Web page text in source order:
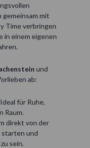
mit
Time verbringen
in einem eigenen
und
ab:
Ideal für Ruhe,
Raum.
direkt von der
starten und
sein.